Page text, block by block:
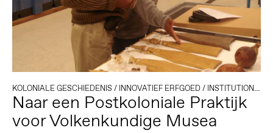
KOLONIALE GESCHIEDENIS / INNOVATIEF ERFGOED/ INSTITUTIONELE KRITIEK
Naar een Postkoloniale Praktijk
voor Volkenkundige Musea